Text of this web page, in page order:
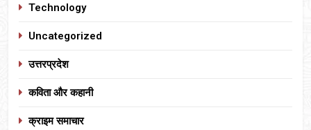
Technology
Uncategorized
उत्तरप्रदेश
कविता और कहानी
क्राइम समाचार